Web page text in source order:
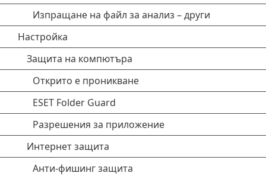
Изпращане на файл за анализ – други
Настройка
Защита на компютъра
Открито е проникване
ESET Folder Guard
Разрешения за приложение
Интернет защита
Анти-фишинг защита